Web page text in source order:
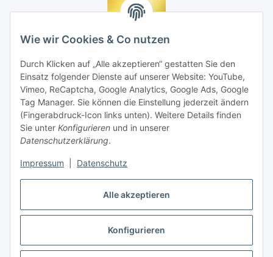
Alle akzeptieren
Konfigurieren
Wie wir Cookies & Co nutzen
Durch Klicken auf „Alle akzeptieren“ gestatten Sie den
Einsatz folgender Dienste auf unserer Website: YouTube,
Vimeo, ReCaptcha, Google Analytics, Google Ads, Google
Tag Manager. Sie können die Einstellung jederzeit ändern
(Fingerabdruck-Icon links unten). Weitere Details finden
Sie unter Konfigurieren und in unserer
Datenschutzerklärung.
Impressum Datenschutz
* Alle Preise inkl. gesetzlicher MwSt., zzgl.